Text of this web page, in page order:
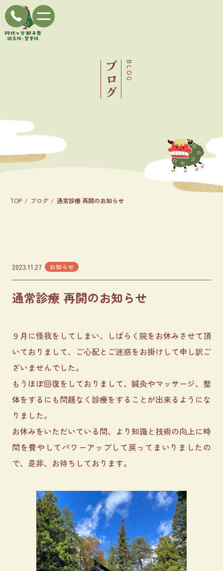
BLOG
ブログ
TOP ブログ 通常診療 再開のお知らせ
2023.11.27 お知らせ
通常診療 再開のお知らせ
９月に怪我をしてしまい、しばらく院をお休みさせて頂
いておりまして、ご心配とご迷惑をお掛けして申し訳ご
ざいませんでした。
もうほぼ回復をしておりまして、鍼灸やマッサージ、整
体をするにも問題なく診療をすることが出来るようにな
りました。
お休みをいただいている間、より知識と技術の向上に時
間を費やしてパワーアップして戻ってまいりましたの
で、是非、お待ちしております。